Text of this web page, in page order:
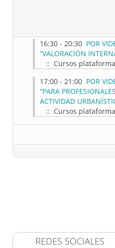
16:30 - 20:30 POR
“VALORACIÓN
:: Cursos
17:00 - 21:00 POR
“PARA
ACTIVIDAD
:: Cursos
REDES SOCIALES